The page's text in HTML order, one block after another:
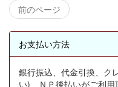
前のページ
お支払い方法
銀行振込、代金引換、ク
い)、ＮＰ後払いがご利用